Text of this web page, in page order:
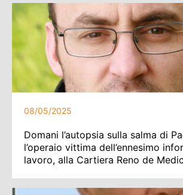
08/05/2025
Domani l’autopsia sulla salma di
l’operaio vittima dell’ennesimo
lavoro, alla Cartiera Reno de